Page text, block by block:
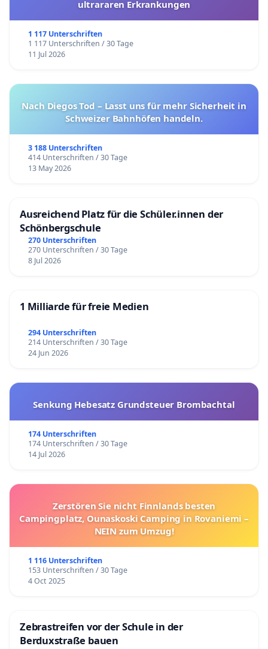
ultrararen Erkrankungen
1 117 Unterschriften
1 117 Unterschriften / 30 Tage
11 Jul 2026
Nach Diegos Tod – Lasst uns für mehr Sicherheit in
Schweizer Bahnhöfen handeln.
3 188 Unterschriften
414 Unterschriften / 30 Tage
13 May 2026
Ausreichend Platz für die Schüler.innen der
Schönbergschule
270 Unterschriften
270 Unterschriften / 30 Tage
8 Jul 2026
1 Milliarde für freie Medien
294 Unterschriften
214 Unterschriften / 30 Tage
24 Jun 2026
Senkung Hebesatz Grundsteuer Brombachtal
174 Unterschriften
174 Unterschriften / 30 Tage
14 Jul 2026
Zerstören Sie nicht Finnlands besten
Campingplatz, Ounaskoski Camping in Rovaniemi –
NEIN zum Umzug!
1 116 Unterschriften
153 Unterschriften / 30 Tage
4 Oct 2025
Zebrastreifen vor der Schule in der
Berduxstraße bauen